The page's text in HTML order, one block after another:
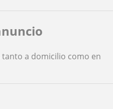
a domicilio como en